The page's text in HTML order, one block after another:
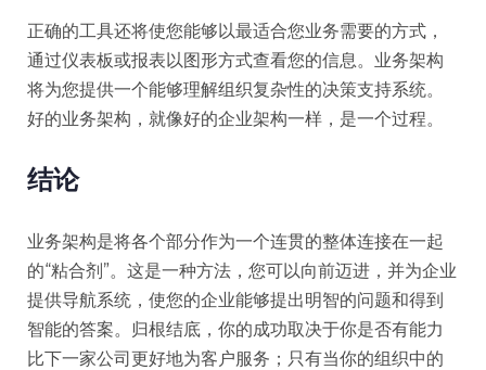
正确的工具还将使您能够以最适合您业务需要的方式，
通过仪表板或报表以图形方式查看您的信息。业务架构
将为您提供一个能够理解组织复杂性的决策支持系统。
好的业务架构，就像好的企业架构一样，是一个过程。
结论
业务架构是将各个部分作为一个连贯的整体连接在一起
的“粘合剂”。这是一种方法，您可以向前迈进，并为企业
提供导航系统，使您的企业能够提出明智的问题和得到
智能的答案。归根结底，你的成功取决于你是否有能力
比下一家公司更好地为客户服务；只有当你的组织中的